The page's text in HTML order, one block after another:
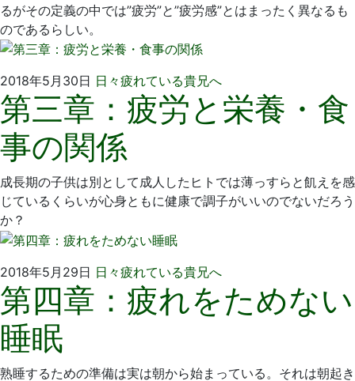
るがその定義の中では”疲労”と”疲労感”とはまったく異なるも
のであるらしい。
2018年5月30日 日々疲れている貴兄へ2018
年
5
日
い
そ
歯
院
第三章：疲労と栄養・食
事の関係
成長期の子供は別として成人したヒトでは薄っすらと飢えを感
じているくらいが心身ともに健康で調子がいいのでないだろう
か？
2018年5月29日 日々疲れている貴兄へ2018
年
5
日
い
そ
歯
院
第四章：疲れをためない
睡眠
熟睡するための準備は実は朝から始まっている。それは朝起き